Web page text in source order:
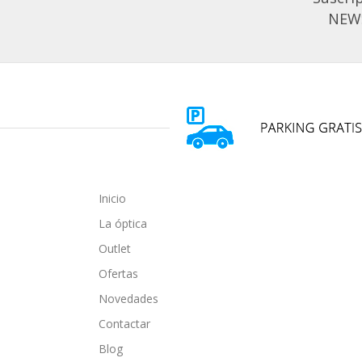
Inicio
La óptica
Outlet
Ofertas
Novedades
Contactar
Blog